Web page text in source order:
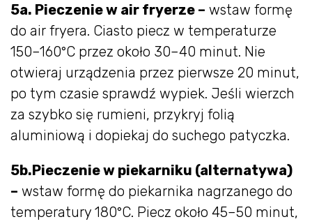
5a. Pieczenie w air fryerze – wstaw formę
do air fryera. Ciasto piecz w temperaturze
150–160°C przez około 30–40 minut. Nie
otwieraj urządzenia przez pierwsze 20 minut,
po tym czasie sprawdź wypiek. Jeśli wierzch
za szybko się rumieni, przykryj folią
aluminiową i dopiekaj do suchego patyczka.
5b.Pieczenie w piekarniku (alternatywa)
– wstaw formę do piekarnika nagrzanego do
temperatury 180°C. Piecz około 45–50 minut,